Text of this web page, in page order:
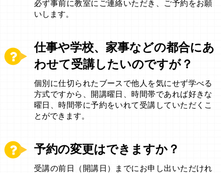
必ず事前に教室にご連絡いただき、ご予約をお願
いします。
仕事や学校、家事などの都合にあ
わせて受講したいのですが？
個別に仕切られたブースで他人を気にせず学べる
方式ですから、開講曜日、時間帯であれば好きな
曜日、時間帯に予約をいれて受講していただくこ
とができます。
予約の変更はできますか？
受講の前日（開講日）までにお申し出いただけれ